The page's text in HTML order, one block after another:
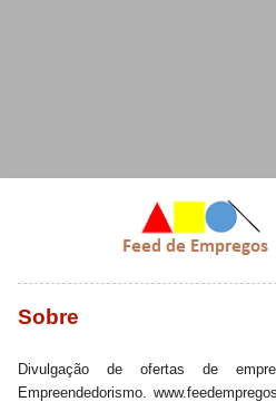
Sobre
Divulgação de ofertas de
Empreendedorismo.